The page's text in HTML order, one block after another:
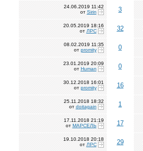
24.06.2019 11:42
от Sirin 3
20.05.2019 18:16
от ЛРС 32
08.02.2019 11:35
от promity 0
23.01.2019 20:09
от Human 0
30.12.2018 16:01
от promity 16
25.11.2018 18:32
от doitagain 1
17.11.2018 21:19
от МАРСЕЛЬ 17
19.10.2018 20:18
от ЛРС 29